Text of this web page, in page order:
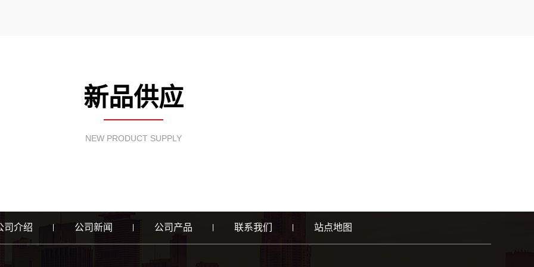
新品供应
NEW PRODUCT SUPPLY
司介绍 公司新闻 公司产品 联系我们 站点地图